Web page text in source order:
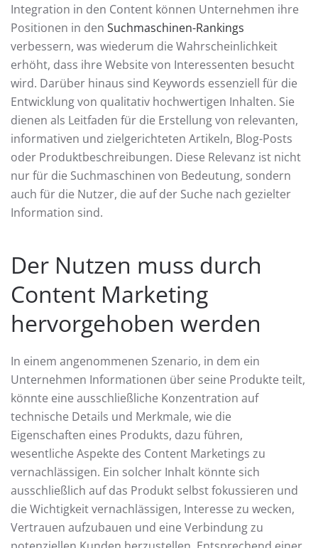
Integration in den Content können Unternehmen ihre
Positionen in den Suchmaschinen-Rankings
verbessern, was wiederum die Wahrscheinlichkeit
erhöht, dass ihre Website von Interessenten besucht
wird. Darüber hinaus sind Keywords essenziell für die
Entwicklung von qualitativ hochwertigen Inhalten. Sie
dienen als Leitfaden für die Erstellung von relevanten,
informativen und zielgerichteten Artikeln, Blog-Posts
oder Produktbeschreibungen. Diese Relevanz ist nicht
nur für die Suchmaschinen von Bedeutung, sondern
auch für die Nutzer, die auf der Suche nach gezielter
Information sind.
Der Nutzen muss durch
Content Marketing
hervorgehoben werden
In einem angenommenen Szenario, in dem ein
Unternehmen Informationen über seine Produkte teilt,
könnte eine ausschließliche Konzentration auf
technische Details und Merkmale, wie die
Eigenschaften eines Produkts, dazu führen,
wesentliche Aspekte des Content Marketings zu
vernachlässigen. Ein solcher Inhalt könnte sich
ausschließlich auf das Produkt selbst fokussieren und
die Wichtigkeit vernachlässigen, Interesse zu wecken,
Vertrauen aufzubauen und eine Verbindung zu